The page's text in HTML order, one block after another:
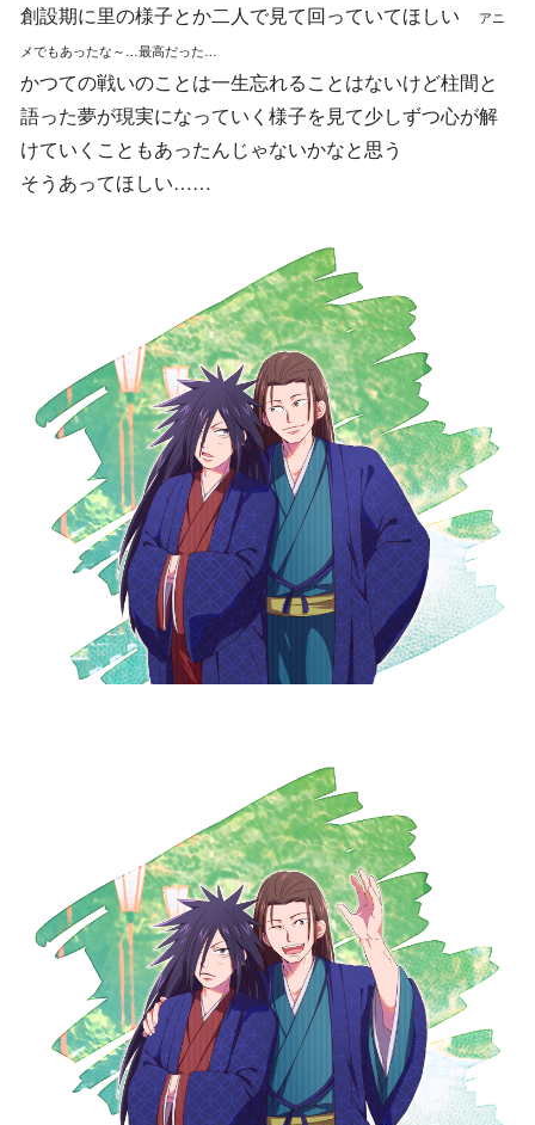
創設期に里の様子とか二人で見て回っていてほしい
アニ
メでもあったな～…最高だった…
かつての戦いのことは一生忘れることはないけど柱間と
語った夢が現実になっていく様子を見て少しずつ心が解
けていくこともあったんじゃないかなと思う
そうあってほしい……